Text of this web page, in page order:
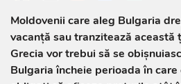
Moldovenii care aleg Bulgaria
vacanță sau tranzitează această
Grecia vor trebui să se
Bulgaria încheie perioada în